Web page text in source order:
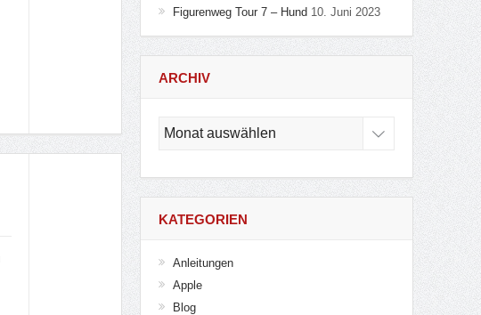
Figurenweg Tour 7 – Hund 10. Juni 2023
ARCHIV
KATEGORIEN
Anleitungen
Apple
Blog